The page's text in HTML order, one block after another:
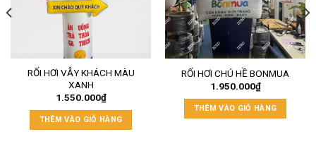
RỐI HƠI VẪY KHÁCH MÀU
XANH
1.550.000₫
THÊM VÀO GIỎ HÀNG
RỐI HƠI CHÚ HỀ BONMUA
1.950.000₫
THÊM VÀO GIỎ HÀNG